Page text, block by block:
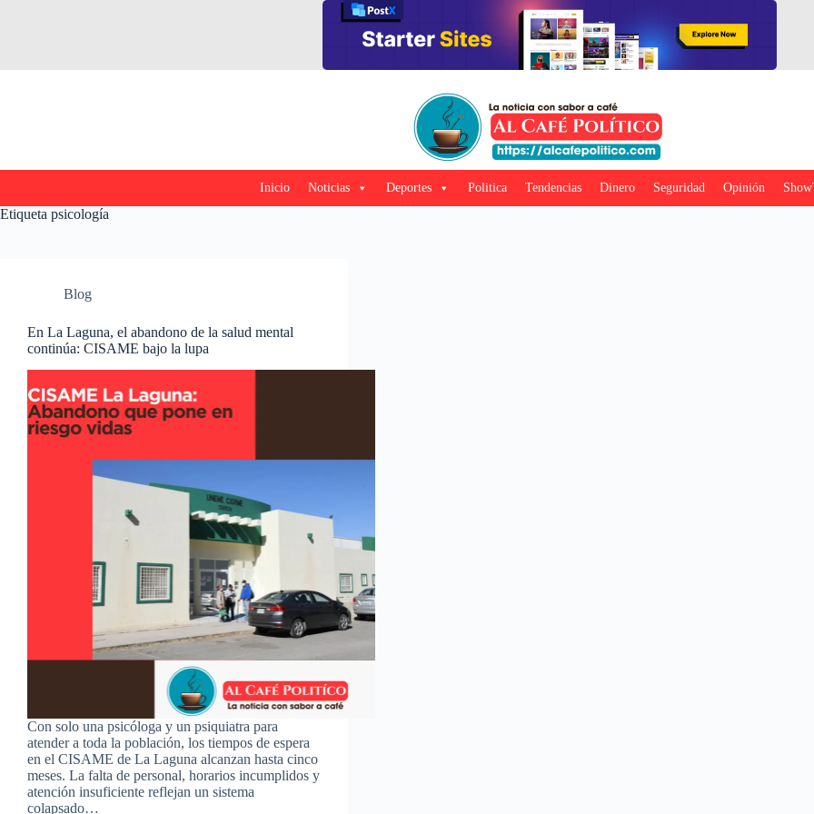
Inicio Noticias Deportes Politica Tendencias Dinero Seguridad Opinión
Etiqueta psicología
Blog
En La Laguna, el abandono de la salud mental
continúa: CISAME bajo la lupa
Con solo una psicóloga y un psiquiatra para
atender a toda la población, los tiempos de espera
en el CISAME de La Laguna alcanzan hasta cinco
meses. La falta de personal, horarios incumplidos y
atención insuficiente reflejan un sistema
colapsado…